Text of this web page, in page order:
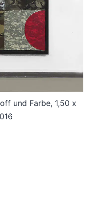
und Farbe, 1,50 x